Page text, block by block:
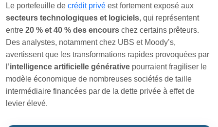
Le portefeuille de crédit privé est fortement exposé aux
secteurs technologiques et logiciels, qui représentent
entre 20 % et 40 % des encours chez certains prêteurs.
Des analystes, notamment chez UBS et Moody’s,
avertissent que les transformations rapides provoquées par
l’intelligence artificielle générative pourraient fragiliser le
modèle économique de nombreuses sociétés de taille
intermédiaire financées par de la dette privée à effet de
levier élevé.